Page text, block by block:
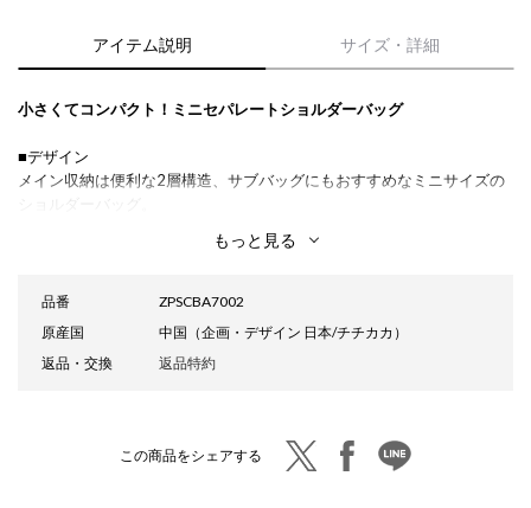
アイテム説明 サイズ・詳細
小さくてコンパクト！ミニセパレートショルダーバッグ
■デザイン
メイン収納は便利な2層構造、サブバッグにもおすすめなミニサイズの
や旅行、アウトドアなどレジャーシーンでも活躍。
性別や年齢を問わず使いやすく、ギフトにもおすすめのアイテムです。
■機能性
さらに内側にもポケット付きで、しっかり仕分けできます。
もっと見る
品番
ZPSCBA7002
原産国
中国（企画・デザイン 日本/チチカカ）
返品・交換
返品特約
この商品をシェアする twitter facebook